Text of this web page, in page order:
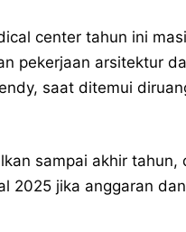
center tahun ini
pekerjaan arsitektur
saat ditemui
sampai akhir tahun,
2025 jika anggaran